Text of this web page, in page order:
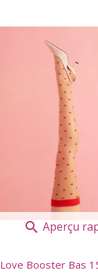
 Aperçu
Love Booster Bas